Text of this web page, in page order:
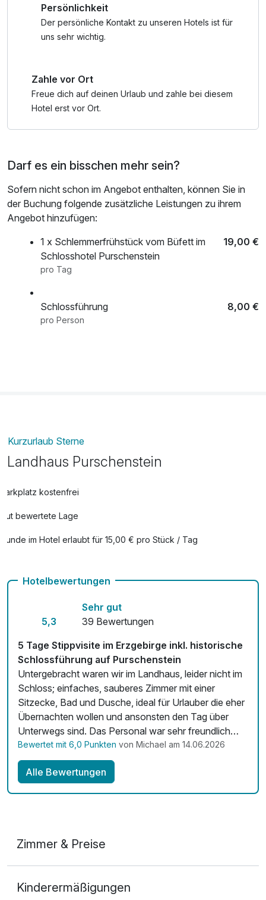
Persönlichkeit
Der persönliche Kontakt zu unseren Hotels ist für
uns sehr wichtig.
Zahle vor Ort
Freue dich auf deinen Urlaub und zahle bei diesem
Hotel erst vor Ort.
Darf es ein bisschen mehr sein?
Sofern nicht schon im Angebot enthalten, können Sie in
der Buchung folgende zusätzliche Leistungen zu ihrem
Angebot hinzufügen:
1 x Schlemmerfrühstück vom Büfett im
Schlosshotel Purschenstein
19,00 €
pro Tag
Schlossführung 8,00 €
pro Person
Kurzurlaub Sterne
Landhaus Purschenstein
Parkplatz kostenfrei
Gut bewertete Lage
Hunde im Hotel erlaubt für 15,00 € pro Stück / Tag
Kostenloses W-LAN
Hotelbewertungen
5,3
Sehr gut
39 Bewertungen
5 Tage Stippvisite im Erzgebirge inkl. historische
Schlossführung auf Purschenstein
Untergebracht waren wir im Landhaus, leider nicht im
Schloss; einfaches, sauberes Zimmer mit einer
Sitzecke, Bad und Dusche, ideal für Urlauber die eher
Übernachten wollen und ansonsten den Tag über
Unterwegs sind. Das Personal war sehr freundlich
und hilfsbereit. Gastronomie gab es aber haben wir
nicht in Anspruch genommen, da wir viel unterwegs in
der Umgebung waren und uns während dessen
waren Karten für das Nussknackermuseum und eine
unserer Zeit stattfinden sollte aber es gab dafür eine
Bewertet mit 6,0 Punkten von Michael am 14.06.2026
Alle Bewertungen
Zimmer & Preise
2 Erwachsene
Kinderermäßigungen